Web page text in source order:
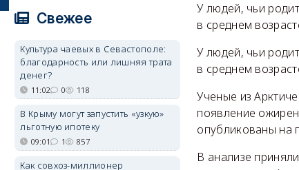
У людей, чьи
в среднем
У людей, чьи
в среднем
Ученые из
появление
опубликованы на
В анализе
Свежее
Культура чаевых в Севастополе:
благодарность или лишняя трата
денег?
11:02 0 118
В Крыму могут запустить «узкую»
льготную ипотеку
09:01 1 857
Как совхоз-миллионер